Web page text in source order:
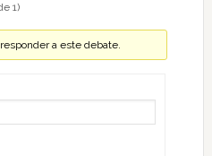
1)
a este debate.